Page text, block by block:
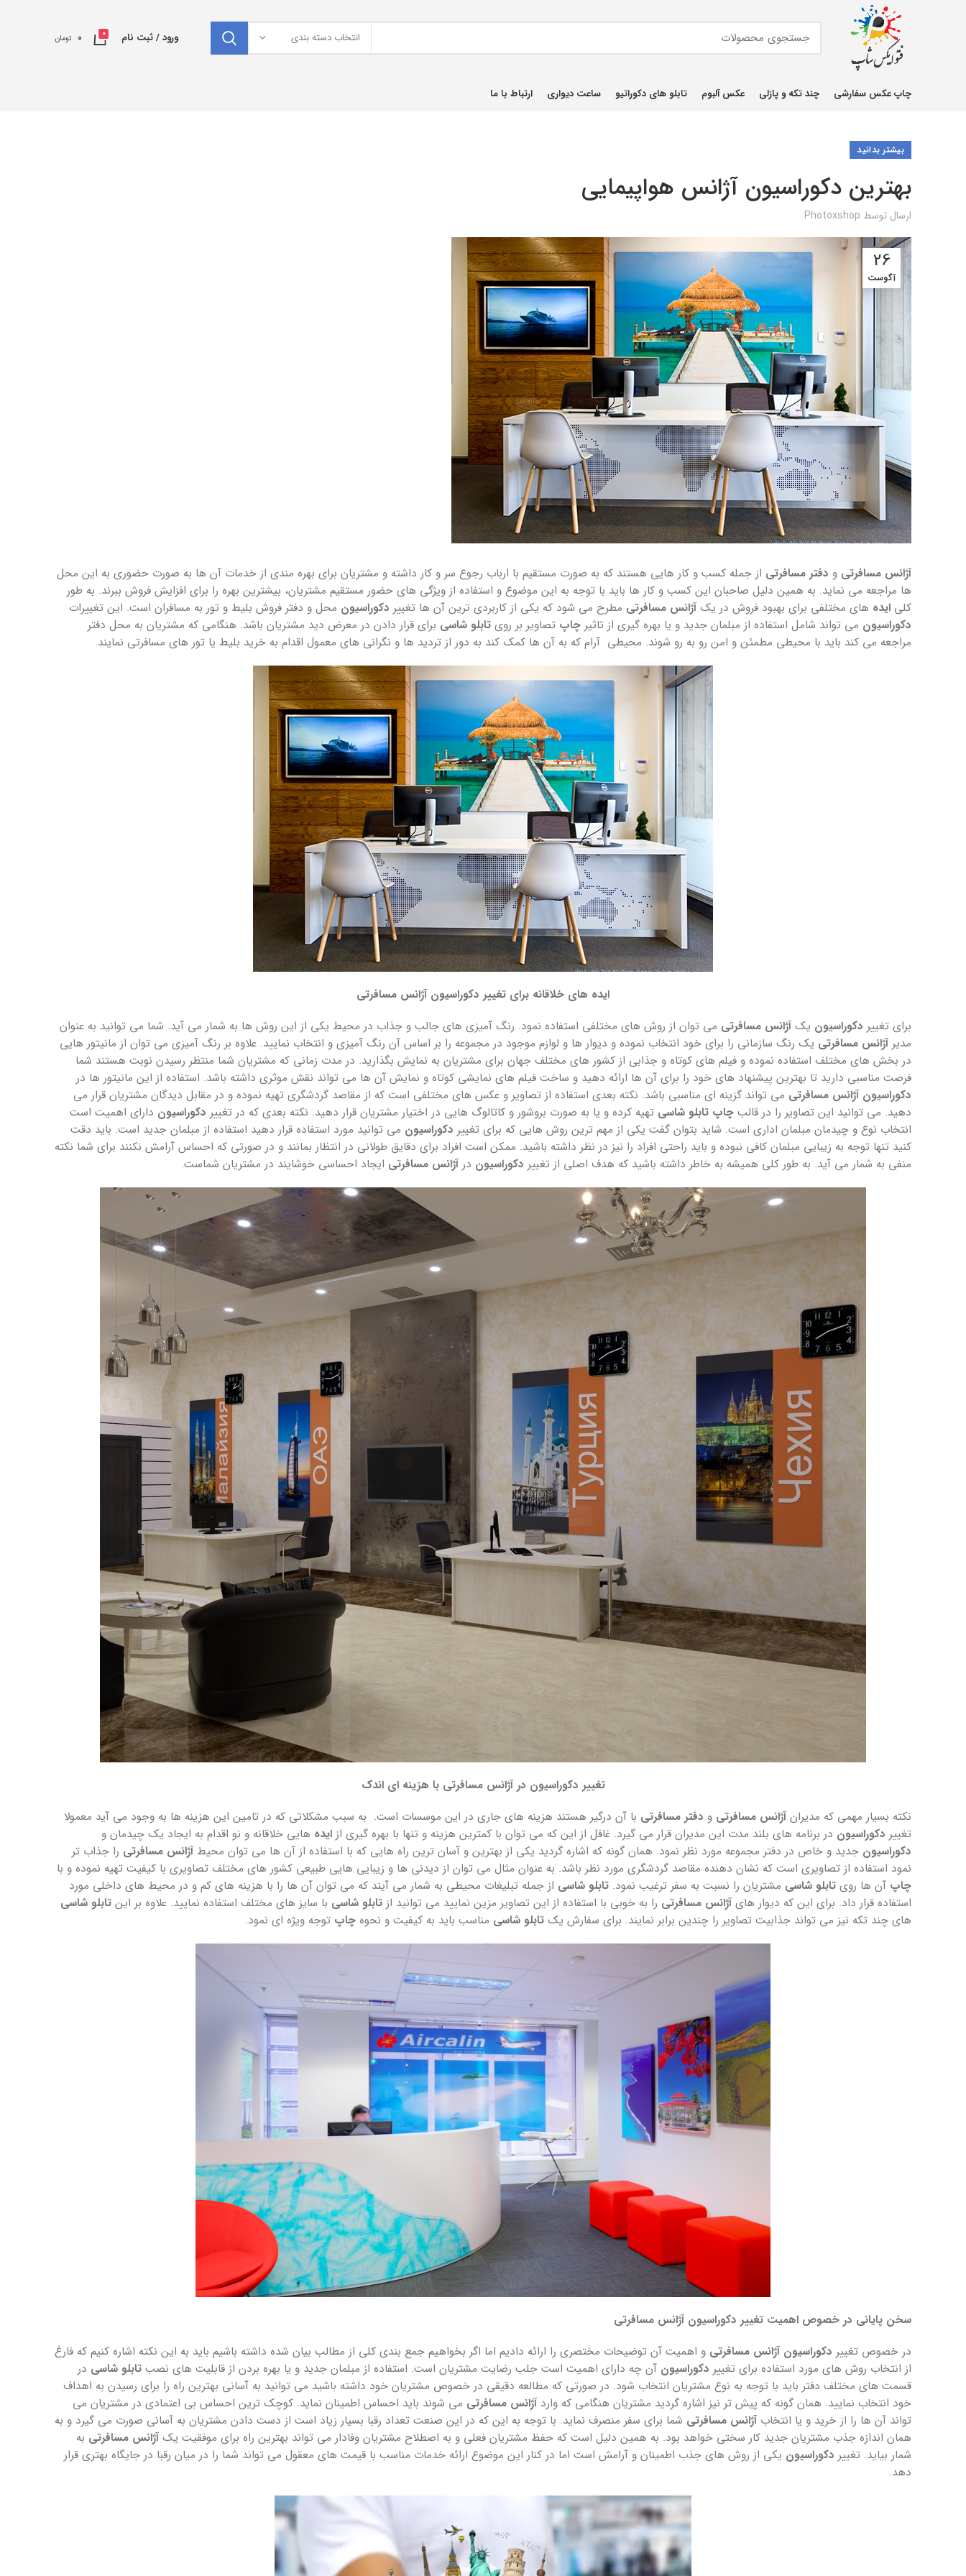
انتخاب دسته بندی ورود / ثبت نام 0
0 تومان
چاپ عکس سفارشی چند تکه و پازلی عکس آلبوم تابلو های دکوراتیو ساعت دیواری ارتباط با ما
بیشتر بدانید
بهترین دکوراسیون آژانس هواپیمایی
ارسال توسط Photoxshop
26
آگوست
آژانس مسافرتی و دفتر مسافرتی از جمله کسب و کار هایی هستند که به صورت مستقیم با ارباب رجوع سر و کار داشته و مشتریان برای بهره مندی از خدمات آن ها به صورت حضوری به این محل
ها مراجعه می نماید. به همین دلیل صاحبان این کسب و کار ها باید با توجه به این موضوع و استفاده از ویژگی های حضور مستقیم مشتریان، بیشترین بهره را برای افزایش فروش ببرند. به طور
کلی ایده های مختلفی برای بهبود فروش در یک آژانس مسافرتی مطرح می شود که یکی از کاربردی ترین آن ها تغییر دکوراسیون محل و دفتر فروش بلیط و تور به مسافران است. این تغییرات
دکوراسیون می تواند شامل استفاده از مبلمان جدید و یا بهره گیری از تاثیر چاپ تصاویر بر روی تابلو شاسی برای قرار دادن در معرض دید مشتریان باشد. هنگامی که مشتریان به محل دفتر
مراجعه می کند باید با محیطی مطمئن و امن رو به رو شوند. محیطی آرام که به آن ها کمک کند به دور از تردید ها و نگرانی های معمول اقدام به خرید بلیط یا تور های مسافرتی نمایند.
ایده های خلاقانه برای تغییر دکوراسیون آژانس مسافرتی
برای تغییر دکوراسیون یک آژانس مسافرتی می توان از روش های مختلفی استفاده نمود. رنگ آمیزی های جالب و جذاب در محیط یکی از این روش ها به شمار می آید. شما می توانید به عنوان
مدیر آژانس مسافرتی یک رنگ سازمانی را برای خود انتخاب نموده و دیوار ها و لوازم موجود در مجموعه را بر اساس آن رنگ آمیزی و انتخاب نمایید. علاوه بر رنگ آمیزی می توان از مانیتور هایی
در بخش های مختلف استفاده نموده و فیلم های کوتاه و جذابی از کشور های مختلف جهان برای مشتریان به نمایش بگذارید. در مدت زمانی که مشتریان شما منتظر رسیدن نوبت هستند شما
فرصت مناسبی دارید تا بهترین پیشنهاد های خود را برای آن ها ارائه دهید و ساخت فیلم های نمایشی کوتاه و نمایش آن ها می تواند نقش موثری داشته باشد. استفاده از این مانیتور ها در
دکوراسیون آژانس مسافرتی می تواند گزینه ای مناسبی باشد. نکته بعدی استفاده از تصاویر و عکس های مختلفی است که از مقاصد گردشگری تهیه نموده و در مقابل دیدگان مشتریان قرار می
دهید. می توانید این تصاویر را در قالب چاپ تابلو شاسی تهیه کرده و یا به صورت بروشور و کاتالوگ هایی در اختیار مشتریان قرار دهید. نکته بعدی که در تغییر دکوراسیون دارای اهمیت است
انتخاب نوع و چیدمان مبلمان اداری است. شاید بتوان گفت یکی از مهم ترین روش هایی که برای تغییر دکوراسیون می توانید مورد استفاده قرار دهید استفاده از مبلمان جدید است. باید دقت
کنید تنها توجه به زیبایی مبلمان کافی نبوده و باید راحتی افراد را نیز در نظر داشته باشید. ممکن است افراد برای دقایق طولانی در انتظار بمانند و در صورتی که احساس آرامش نکنند برای شما نکته
منفی به شمار می آید. به طور کلی همیشه به خاطر داشته باشید که هدف اصلی از تغییر دکوراسیون در آژانس مسافرتی ایجاد احساسی خوشایند در مشتریان شماست.
تغییر دکوراسیون در آژانس مسافرتی با هزینه ای اندک
نکته بسیار مهمی که مدیران آژانس مسافرتی و دفتر مسافرتی با آن درگیر هستند هزینه های جاری در این موسسات است. به سبب مشکلاتی که در تامین این هزینه ها به وجود می آید معمولا
تغییر دکوراسیون در برنامه های بلند مدت این مدیران قرار می گیرد. غافل از این که می توان با کمترین هزینه و تنها با بهره گیری از ایده هایی خلاقانه و نو اقدام به ایجاد یک چیدمان و
دکوراسیون جدید و خاص در دفتر مجموعه مورد نظر نمود. همان گونه که اشاره گردید یکی از بهترین و آسان ترین راه هایی که با استفاده از آن ها می توان محیط آژانس مسافرتی را جذاب تر
نمود استفاده از تصاویری است که نشان دهنده مقاصد گردشگری مورد نظر باشد. به عنوان مثال می توان از دیدنی ها و زیبایی هایی طبیعی کشور های مختلف تصاویری با کیفیت تهیه نموده و با
چاپ آن ها روی تابلو شاسی مشتریان را نسبت به سفر ترغیب نمود. تابلو شاسی از جمله تبلیغات محیطی به شمار می آیند که می توان آن ها را با هزینه های کم و در محیط های داخلی مورد
استفاده قرار داد. برای این که دیوار های آژانس مسافرتی را به خوبی با استفاده از این تصاویر مزین نمایید می توانید از تابلو شاسی با سایز های مختلف استفاده نمایید. علاوه بر این تابلو شاسی
های چند تکه نیز می تواند جذابیت تصاویر را چندین برابر نمایند. برای سفارش یک تابلو شاسی مناسب باید به کیفیت و نحوه چاپ توجه ویژه ای نمود.
سخن پایانی در خصوص اهمیت تغییر دکوراسیون آژانس مسافرتی
در خصوص تغییر دکوراسیون آژانس مسافرتی و اهمیت آن توضیحات مختصری را ارائه دادیم اما اگر بخواهیم جمع بندی کلی از مطالب بیان شده داشته باشیم باید به این نکته اشاره کنیم که فارغ
از انتخاب روش های مورد استفاده برای تغییر دکوراسیون آن چه دارای اهمیت است جلب رضایت مشتریان است. استفاده از مبلمان جدید و یا بهره بردن از قابلیت های نصب تابلو شاسی در
قسمت های مختلف دفتر باید با توجه به نوع مشتریان انتخاب شود. در صورتی که مطالعه دقیقی در خصوص مشتریان خود داشته باشید می توانید به آسانی بهترین راه را برای رسیدن به اهداف
خود انتخاب نمایید. همان گونه که پیش تر نیز اشاره گردید مشتریان هنگامی که وارد آژانس مسافرتی می شوند باید احساس اطمینان نماید. کوچک ترین احساس بی اعتمادی در مشتریان می
تواند آن ها را از خرید و یا انتخاب آژانس مسافرتی شما برای سفر منصرف نماید. با توجه به این که در این صنعت تعداد رقبا بسیار زیاد است از دست دادن مشتریان به آسانی صورت می گیرد و به
همان اندازه جذب مشتریان جدید کار سختی خواهد بود. به همین دلیل است که حفظ مشتریان فعلی و به اصطلاح مشتریان وفادار می تواند بهترین راه برای موفقیت یک آژانس مسافرتی به
شمار بیاید. تغییر دکوراسیون یکی از روش های جذب اطمینان و آرامش است اما در کنار این موضوع ارائه خدمات مناسب با قیمت های معقول می تواند شما را در میان رقبا در جایگاه بهتری قرار
دهد.